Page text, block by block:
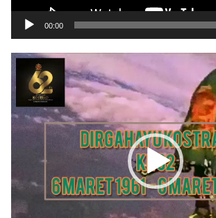
00:00
Pemutar
Video